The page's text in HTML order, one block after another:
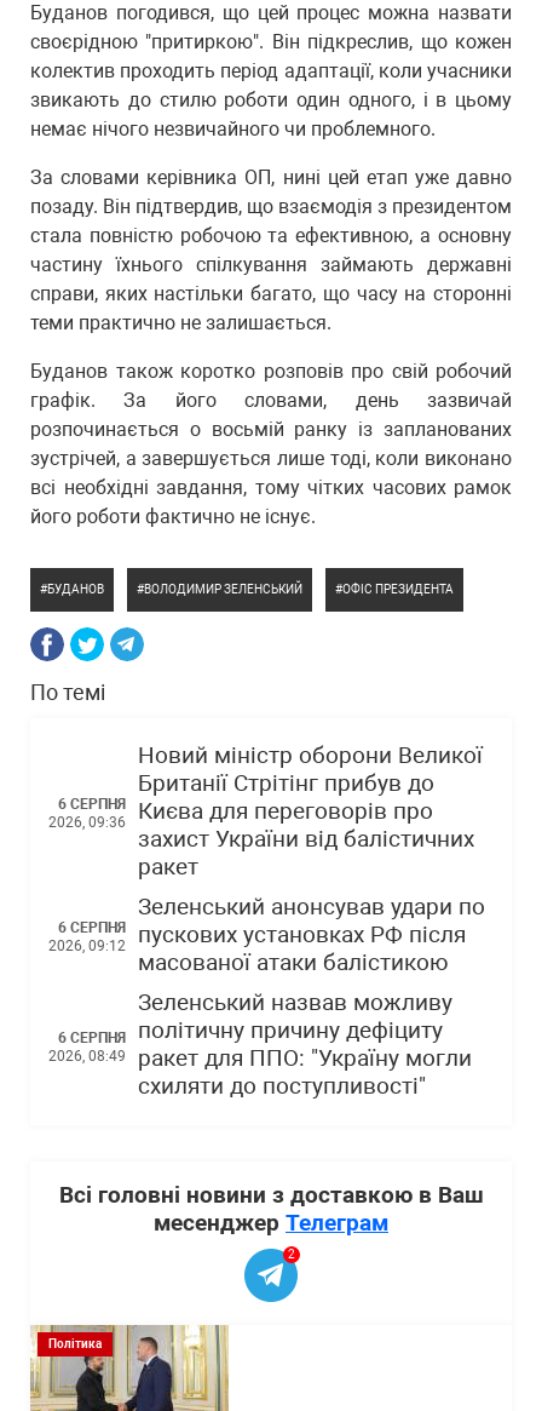
Буданов погодився, що цей процес можна назвати
своєрідною "притиркою". Він підкреслив, що кожен
колектив проходить період адаптації, коли учасники
звикають до стилю роботи один одного, і в цьому
немає нічого незвичайного чи проблемного.
За словами керівника ОП, нині цей етап уже давно
позаду. Він підтвердив, що взаємодія з президентом
стала повністю робочою та ефективною, а основну
частину їхнього спілкування займають державні
справи, яких настільки багато, що часу на сторонні
теми практично не залишається.
Буданов також коротко розповів про свій робочий
графік. За його словами, день зазвичай
розпочинається о восьмій ранку із запланованих
зустрічей, а завершується лише тоді, коли виконано
всі необхідні завдання, тому чітких часових рамок
його роботи фактично не існує.
БУДАНОВ ВОЛОДИМИР ЗЕЛЕНСЬКИЙ ОФІС ПРЕЗИДЕНТА
По темі
6 СЕРПНЯ
2026, 09:36
Новий міністр оборони Великої
Британії Стрітінг прибув до
Києва для переговорів про
захист України від балістичних
ракет
6 СЕРПНЯ
2026, 09:12
Зеленський анонсував удари по
пускових установках РФ після
масованої атаки балістикою
6 СЕРПНЯ
2026, 08:49
Зеленський назвав можливу
політичну причину дефіциту
ракет для ППО: "Україну могли
схиляти до поступливості"
Всі головні новини з доставкою в Ваш
месенджер Телеграм
2
Політика